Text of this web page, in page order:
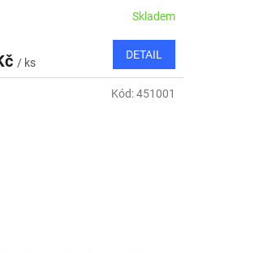
Skladem
/ ks
DETAIL
Kód:451001